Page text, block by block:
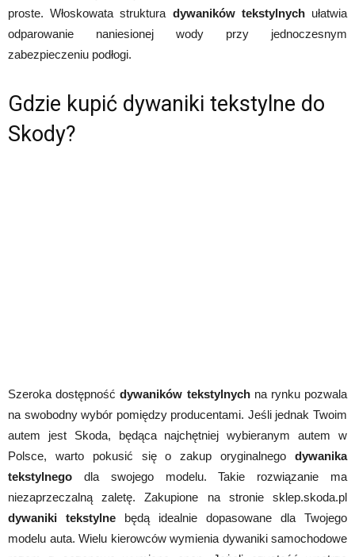
proste. Włoskowata struktura dywaników tekstylnychułatwia
odparowanie naniesionej wody przy jednoczesnym
zabezpieczeniu podłogi.
Gdzie kupić dywaniki tekstylne do
Skody?
Szeroka dostępnośćdywaników tekstylnychna rynku pozwala
na swobodny wybór pomiędzy producentami. Jeśli jednak Twoim
autem jest Skoda, będąca najchętniej wybieranym autem w
Polsce, warto pokusić się o zakup oryginalnego dywanika
tekstylnego dla swojego modelu. Takie rozwiązanie ma
niezaprzeczalną zaletę. Zakupione na stronie sklep.skoda.pl
dywaniki tekstylne będą idealnie dopasowane dla Twojego
modelu auta. Wielu kierowców wymienia dywaniki samochodowe